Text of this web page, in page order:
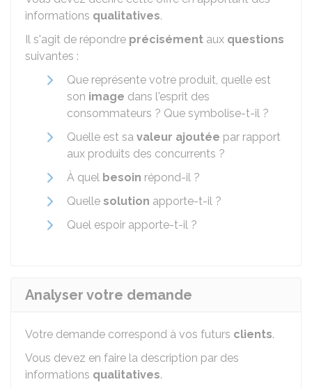
informations qualitatives.
Il s'agit de répondre précisément aux questions
suivantes :
Que représente votre produit, quelle est
son image dans l'esprit des
consommateurs ? Que symbolise-t-il ?
Quelle est sa valeur ajoutée par rapport
aux produits des concurrents ?
À quel besoin répond-il ?
Quelle solution apporte-t-il ?
Quel espoir apporte-t-il ?
Analyser votre demande
Votre demande correspond à vos futurs clients.
Vous devez en faire la description par des
informations qualitatives.